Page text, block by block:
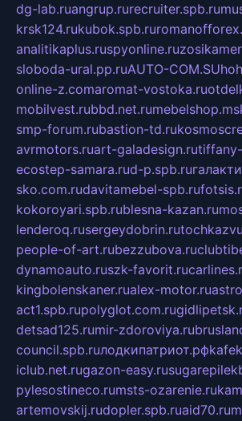
dg-lab.ruangrup.rurecruiter.spb.ru
krsk124.rukubok.spb.ru
analitikaplus.ruspyonline.ru
sloboda-ural.pp.ruAUTO-COM.SU
online-z.comaromat-vostoka.ru
mobilvest.rubbd.net.ru
smp-forum.rubastion-td.ru
avrmotors.ruart-galadesign.ru
ecostep-samara.rud-p.spb.ru
sko.com.rudavitamebel-spb.ru
kokoroyari.spb.rublesna-kazan.ru
lenderoq.rusergeydobrin.ru
people-of-art.rubezzubova.ru
dynamoauto.ruszk-favorit.ru
kingbolenskaner.rualex-motor.ru
act1.spb.rupolyglot.com.ru
detsad125.rumir-zdoroviya.ru
council.spb.ruлодкипатриот.рф
iclub.net.rugazon-easy.ru
pylesostineco.rumsts-ozarenie.ru
artemovskij.rudopler.spb.ruaid70.ru